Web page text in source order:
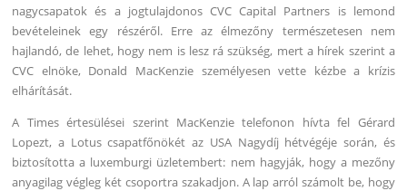
nagycsapatok és a jogtulajdonos CVC Capital Partners is lemond
bevételeinek egy részéről. Erre az élmezőny természetesen nem
hajlandó, de lehet, hogy nem is lesz rá szükség, mert a hírek szerint a
CVC elnöke, Donald MacKenzie személyesen vette kézbe a krízis
elhárítását.
A Times értesülései szerint MacKenzie telefonon hívta fel Gérard
Lopezt, a Lotus csapatfőnökét az USA Nagydíj hétvégéje során, és
biztosította a luxemburgi üzletembert: nem hagyják, hogy a mezőny
anyagilag végleg két csoportra szakadjon. A lap arról számolt be, hogy